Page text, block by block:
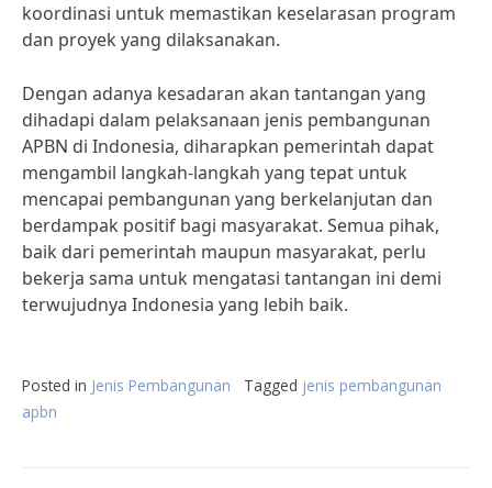
koordinasi untuk memastikan keselarasan program
dan proyek yang dilaksanakan.
Dengan adanya kesadaran akan tantangan yang
dihadapi dalam pelaksanaan jenis pembangunan
APBN di Indonesia, diharapkan pemerintah dapat
mengambil langkah-langkah yang tepat untuk
mencapai pembangunan yang berkelanjutan dan
berdampak positif bagi masyarakat. Semua pihak,
baik dari pemerintah maupun masyarakat, perlu
bekerja sama untuk mengatasi tantangan ini demi
terwujudnya Indonesia yang lebih baik.
Posted in Jenis Pembangunan Tagged jenis pembangunan
apbn